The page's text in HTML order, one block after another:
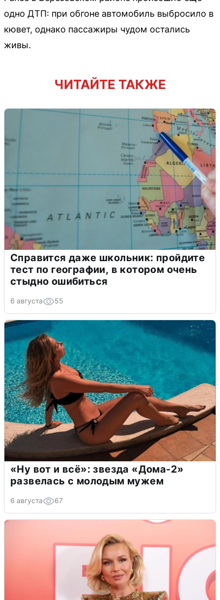
одно ДТП: при обгоне автомобиль выбросило в
кювет, однако пассажиры чудом остались
живы.
ЧИТАЙТЕ ТАКЖЕ
Справится даже школьник: пройдите
тест по географии, в котором очень
стыдно ошибиться
6 августа 55
«Ну вот и всё»: звезда «Дома-2»
развелась с молодым мужем
6 августа 67